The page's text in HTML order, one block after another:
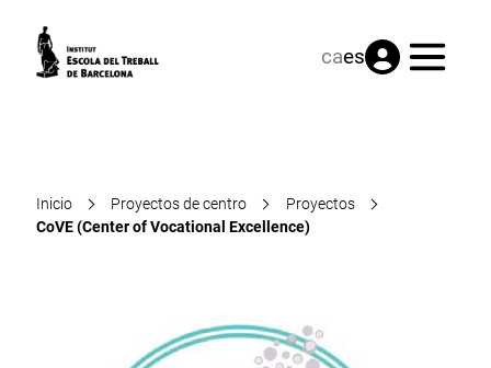
caes Menú
Inicio Proyectos de centro
Proyectos
CoVE (Center of Vocational Excellence)